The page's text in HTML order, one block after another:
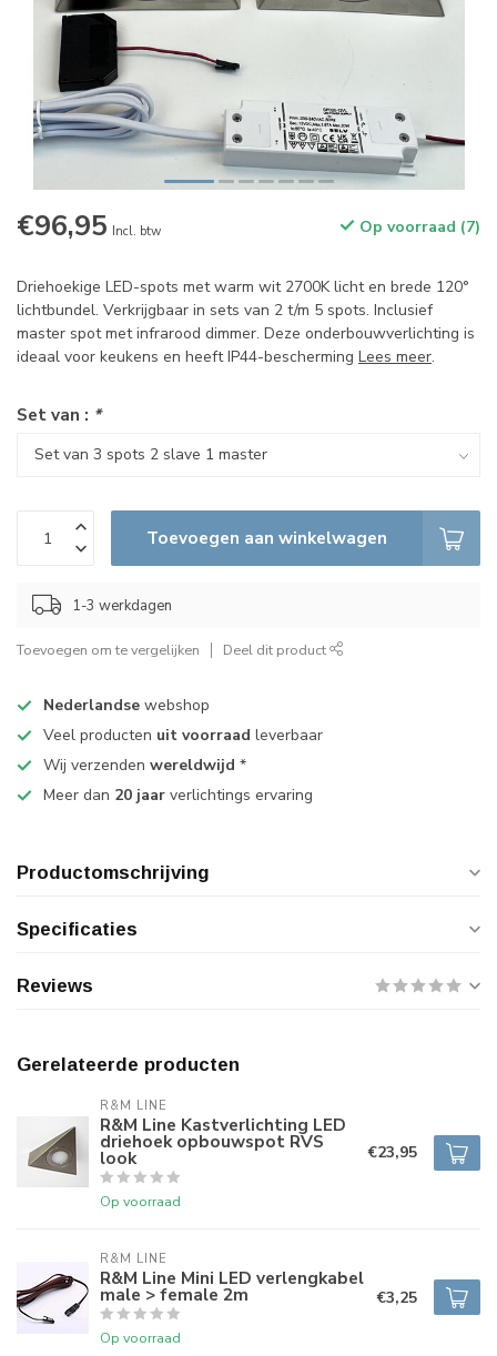
€96,95 Incl. btw Op voorraad (7)
Driehoekige LED-spots met warm wit 2700K licht en brede 120°
lichtbundel. Verkrijgbaar in sets van 2 t/m 5 spots. Inclusief
master spot met infrarood dimmer. Deze onderbouwverlichting is
ideaal voor keukens en heeft IP44-bescherming Lees meer.
Set van : *
Toevoegen aan winkelwagen
1-3 werkdagen
Toevoegen om te vergelijken Deel dit product
Nederlandse webshop
Veel producten uit voorraad leverbaar
Wij verzenden wereldwijd *
Meer dan 20 jaar verlichtings ervaring
Productomschrijving
Specificaties
Reviews
Gerelateerde producten
R&M LINE
R&M Line Kastverlichting LED
driehoek opbouwspot RVS
look
Op voorraad
€23,95
R&M LINE
R&M Line Mini LED verlengkabel
male > female 2m
Op voorraad
€3,25